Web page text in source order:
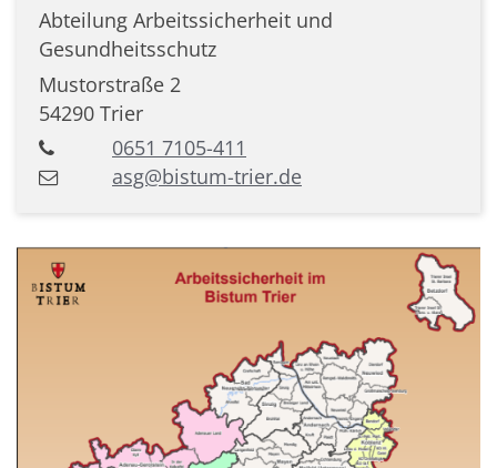
Abteilung Arbeitssicherheit und
Gesundheitsschutz
Mustorstraße 2
54290 Trier
0651 7105-411
asg@bistum-trier.de